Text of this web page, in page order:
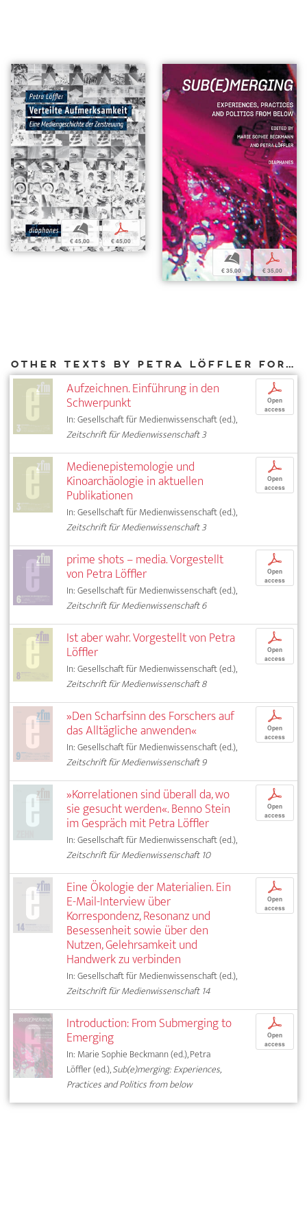
b
€ 45,00
p
€ 45,00
b
€ 35,00
p
€ 35,00
Other texts by Petra Löffler for DIAPHANES
Aufzeichnen. Einführung in den
Schwerpunkt
In: Gesellschaft für Medienwissenschaft (ed.),
Zeitschrift für Medienwissenschaft 3
p
Open
access
Medienepistemologie und
Kinoarchäologie in aktuellen
Publikationen
In: Gesellschaft für Medienwissenschaft (ed.),
Zeitschrift für Medienwissenschaft 3
p
Open
access
prime shots – media. Vorgestellt
von Petra Löffler
In: Gesellschaft für Medienwissenschaft (ed.),
Zeitschrift für Medienwissenschaft 6
p
Open
access
Ist aber wahr. Vorgestellt von Petra
Löffler
In: Gesellschaft für Medienwissenschaft (ed.),
Zeitschrift für Medienwissenschaft 8
p
Open
access
»Den Scharfsinn des Forschers auf
das Alltägliche anwenden«
In: Gesellschaft für Medienwissenschaft (ed.),
Zeitschrift für Medienwissenschaft 9
p
Open
access
»Korrelationen sind überall da, wo
sie gesucht werden«. Benno Stein
im Gespräch mit Petra Löffler
In: Gesellschaft für Medienwissenschaft (ed.),
Zeitschrift für Medienwissenschaft 10
p
Open
access
Eine Ökologie der Materialien. Ein
E-Mail-Interview über
Korrespondenz, Resonanz und
Besessenheit sowie über den
Nutzen, Gelehrsamkeit und
Handwerk zu verbinden
In: Gesellschaft für Medienwissenschaft (ed.),
Zeitschrift für Medienwissenschaft 14
p
Open
access
Introduction: From Submerging to
Emerging
In: Marie Sophie Beckmann (ed.), Petra
Löffler (ed.),Sub(e)merging: Experiences,
Practices and Politics from below
p
Open
access